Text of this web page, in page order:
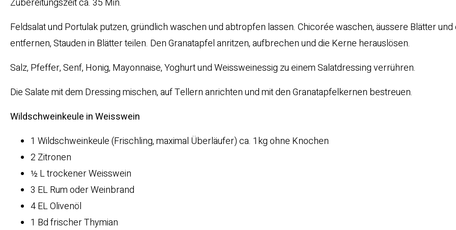
Zubereitungszeit ca. 35 Min.
Feldsalat und Portulak putzen, gründlich waschen und abtropfen lassen. Chicorée waschen, äussere Blätter
entfernen, Stauden in Blätter teilen. Den Granatapfel anritzen, aufbrechen und die Kerne herauslösen.
Salz, Pfeffer, Senf, Honig, Mayonnaise, Yoghurt und Weissweinessig zu einem Salatdressing verrühren.
Die Salate mit dem Dressing mischen, auf Tellern anrichten und mit den Granatapfelkernen bestreuen.
Wildschweinkeule in Weisswein
1 Wildschweinkeule (Frischling, maximal Überläufer) ca. 1kg ohne Knochen
2 Zitronen
½ L trockener Weisswein
3 EL Rum oder Weinbrand
4 EL Olivenöl
1 Bd frischer Thymian